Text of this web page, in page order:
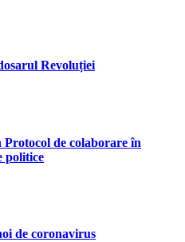
Revoluției
de colaborare în
politice
de coronavirus